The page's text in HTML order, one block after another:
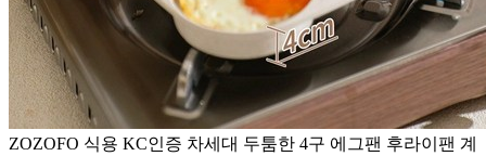
ZOZOFO 식용 KC인증 차세대 두툼한 4구 에그팬 후라이팬 계